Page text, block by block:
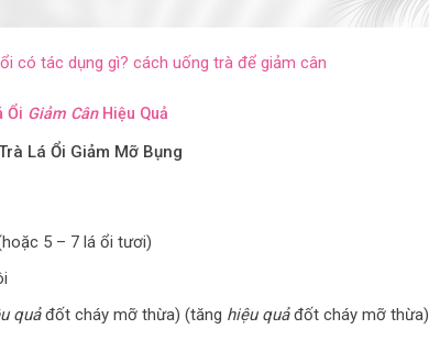
có tác dụng gì? cách uống trà để giảm cân
Ổi Giảm Cân Hiệu Quả
Lá Ổi Giảm Mỡ Bụng
5 – 7 lá ổi tươi)
quảđốt cháy mỡ thừa) (tăng hiệu quảđốt cháy mỡ thừa)